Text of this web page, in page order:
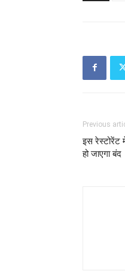
Previous
इस रेस्टोरेंट
हो जाएगा बंद